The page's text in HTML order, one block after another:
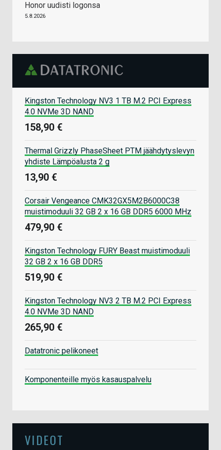
Honor uudisti logonsa
5.8.2026
Kingston Technology NV3 1 TB M.2 PCI Express
4.0 NVMe 3D NAND
158,90 €
Thermal Grizzly PhaseSheet PTM jäähdytyslevyn
yhdiste Lämpöalusta 2 g
13,90 €
Corsair Vengeance CMK32GX5M2B6000C38
muistimoduuli 32 GB 2 x 16 GB DDR5 6000 MHz
479,90 €
Kingston Technology FURY Beast muistimoduuli
32 GB 2 x 16 GB DDR5
519,90 €
Kingston Technology NV3 2 TB M.2 PCI Express
4.0 NVMe 3D NAND
265,90 €
Datatronic pelikoneet
Komponenteille myös kasauspalvelu
VIDEOT